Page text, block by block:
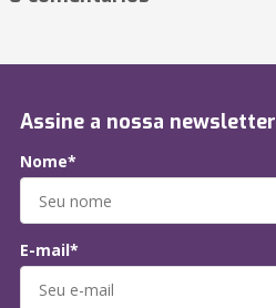
Assine a nossa newsletter
Nome*
E-mail*